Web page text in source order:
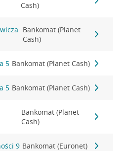
Cash)
Bankomat (Planet
Cash)
5 Bankomat (Planet Cash)
5 Bankomat (Planet Cash)
Bankomat (Planet
Cash)
9 Bankomat (Euronet)